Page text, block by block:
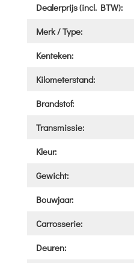
Dealerprijs (incl. BTW):
Merk / Type:
Kenteken:
Kilometerstand:
Brandstof:
Transmissie:
Kleur:
Gewicht:
Bouwjaar:
Carrosserie:
Deuren: